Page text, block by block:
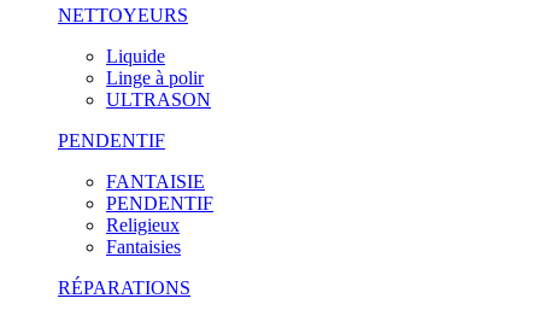
NETTOYEURS
Liquide
Linge à polir
ULTRASON
PENDENTIF
FANTAISIE
PENDENTIF
Religieux
Fantaisies
RÉPARATIONS